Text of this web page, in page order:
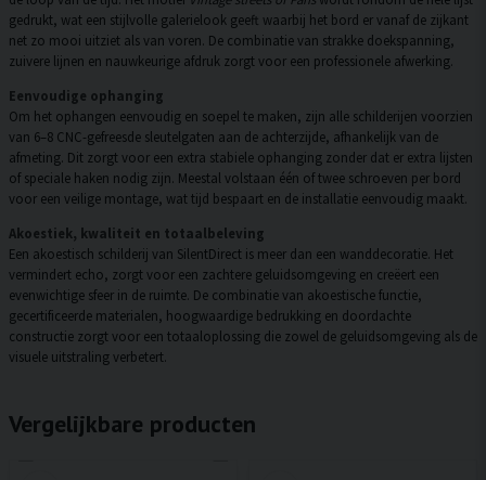
gedrukt, wat een stijlvolle galerielook geeft waarbij het bord er vanaf de zijkant
net zo mooi uitziet als van voren. De combinatie van strakke doekspanning,
zuivere lijnen en nauwkeurige afdruk zorgt voor een professionele afwerking.
Eenvoudige ophanging
Om het ophangen eenvoudig en soepel te maken, zijn alle schilderijen voorzien
van 6–8 CNC-gefreesde sleutelgaten aan de achterzijde, afhankelijk van de
afmeting. Dit zorgt voor een extra stabiele ophanging zonder dat er extra lijsten
of speciale haken nodig zijn. Meestal volstaan één of twee schroeven per bord
voor een veilige montage, wat tijd bespaart en de installatie eenvoudig maakt.
Akoestiek, kwaliteit en totaalbeleving
Een akoestisch schilderij van SilentDirect is meer dan een wanddecoratie. Het
vermindert echo, zorgt voor een zachtere geluidsomgeving en creëert een
evenwichtige sfeer in de ruimte. De combinatie van akoestische functie,
gecertificeerde materialen, hoogwaardige bedrukking en doordachte
constructie zorgt voor een totaaloplossing die zowel de geluidsomgeving als de
visuele uitstraling verbetert.
Vergelijkbare producten